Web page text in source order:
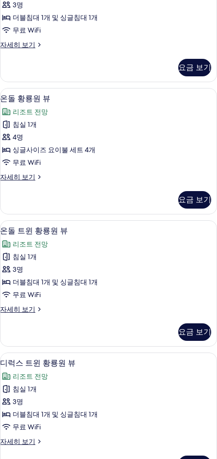
보
기
룸,
로
뷰
진
모
두
보
기
3명
더블침대 1개 및 싱글침대 1개
무료 WiFi
자세히 보기
한
룸,
로
드
자
세
히
보
기
요금 보기
온
돌
황
룡
원
뷰
진
두
보
기
저자극성 침구, 객실 내 금고, 책상, 방
2
온돌 황룡원 뷰
리조트 전망
침실 1개
4명
싱글사이즈 요이불 세트 4개
무료 WiFi
자세히 보기
온
원
뷰
자
히
보
기
요금 보기
온
돌
트
윈
황
룡
뷰
진
모
두
보
기
저자극성 침구, 객실 내 금고, 책상, 방
3
온돌 트윈 황룡원 뷰
리조트 전망
침실 1개
3명
더블침대 1개 및 싱글침대 1개
무료 WiFi
자세히 보기
온
황
룡
원
뷰
자
세
히
보
기
요금 보기
디
럭
스
트
윈
황
원
저자극성 침구, 객실 내 금고, 책상, 방
4
디럭스 트윈 황룡원 뷰
리조트 전망
침실 1개
3명
더블침대 1개 및 싱글침대 1개
무료 WiFi
자세히 보기
디